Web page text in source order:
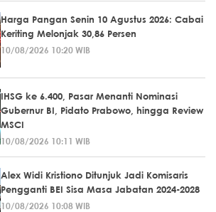
Harga Pangan Senin 10 Agustus 2026: Cabai
Keriting Melonjak 30,86 Persen
10/08/2026 10:20 WIB
IHSG ke 6.400, Pasar Menanti Nominasi
Gubernur BI, Pidato Prabowo, hingga Review
MSCI
10/08/2026 10:11 WIB
Alex Widi Kristiono Ditunjuk Jadi Komisaris
Pengganti BEI Sisa Masa Jabatan 2024-2028
10/08/2026 10:08 WIB